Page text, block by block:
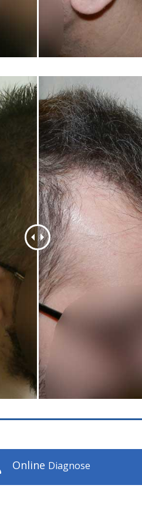
Online Diagnose